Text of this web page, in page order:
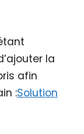
la
afin
:Solution